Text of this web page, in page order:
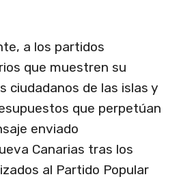
a los partidos
que muestren su
ciudadanos de las islas y
que perpetúan
enviado
Canarias tras los
al Partido Popular